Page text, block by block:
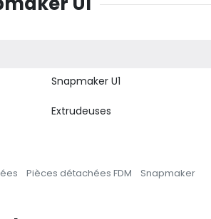
Snapmaker U1
Extrudeuses
Pièces détachées FDM Snapmaker